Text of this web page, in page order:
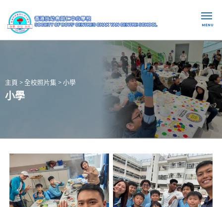
MENU
主頁 > 全校照片集 > 小學
小學